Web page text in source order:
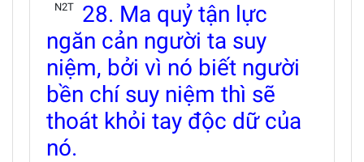
N2T
28. Ma quỷ tận lực
ngăn cản người ta suy
niệm, bởi vì nó biết người
bền chí suy niệm thì sẽ
thoát khỏi tay độc dữ của
nó.